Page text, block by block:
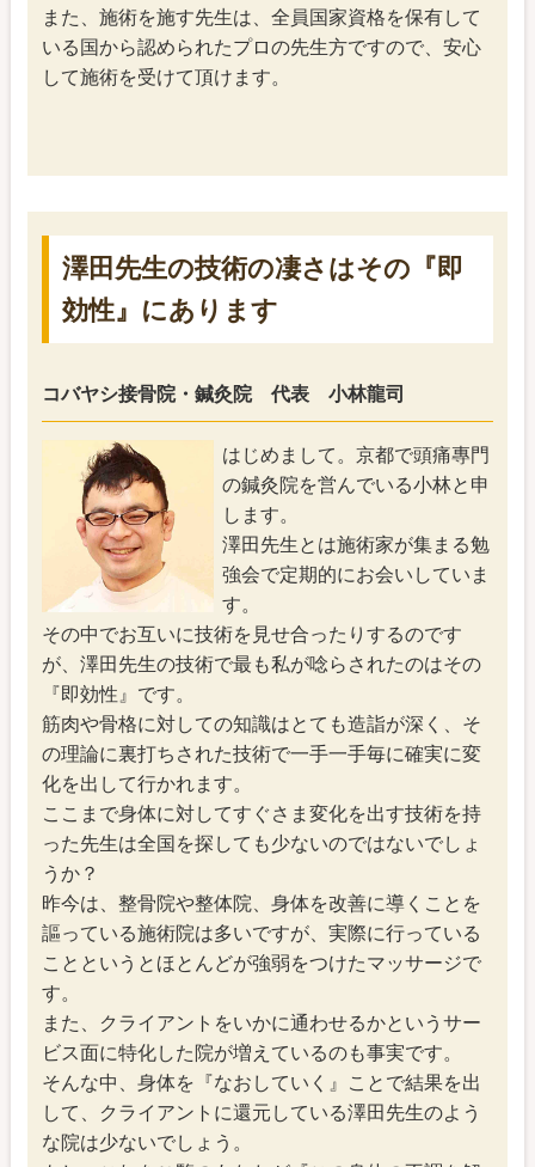
また、施術を施す先生は、全員国家資格を保有して
いる国から認められたプロの先生方ですので、安心
して施術を受けて頂けます。
澤田先生の技術の凄さはその『即
効性』にあります
コバヤシ接骨院・鍼灸院 代表 小林龍司
はじめまして。京都で頭痛專門
の鍼灸院を営んでいる小林と申
します。
澤田先生とは施術家が集まる勉
強会で定期的にお会いしていま
す。
その中でお互いに技術を見せ合ったりするのです
が、澤田先生の技術で最も私が唸らされたのはその
『即効性』です。
筋肉や骨格に対しての知識はとても造詣が深く、そ
の理論に裏打ちされた技術で一手一手毎に確実に変
化を出して行かれます。
ここまで身体に対してすぐさま変化を出す技術を持
った先生は全国を探しても少ないのではないでしょ
うか？
昨今は、整骨院や整体院、身体を改善に導くことを
謳っている施術院は多いですが、実際に行っている
ことというとほとんどが強弱をつけたマッサージで
す。
また、クライアントをいかに通わせるかというサー
ビス面に特化した院が増えているのも事実です。
そんな中、身体を『なおしていく』ことで結果を出
して、クライアントに還元している澤田先生のよう
な院は少ないでしょう。